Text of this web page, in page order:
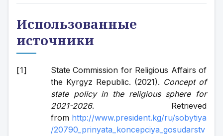
Использованные
источники
State Commission for Religious Affairs of
the Kyrgyz Republic. (2021). Concept of
state policy in the religious sphere for
2021-2026. Retrieved
from http://www.president.kg/ru/sobytiya
/20790_prinyata_koncepciya_gosudarstv